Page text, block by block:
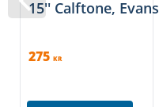
15'' Calftone, Evans
275 KR